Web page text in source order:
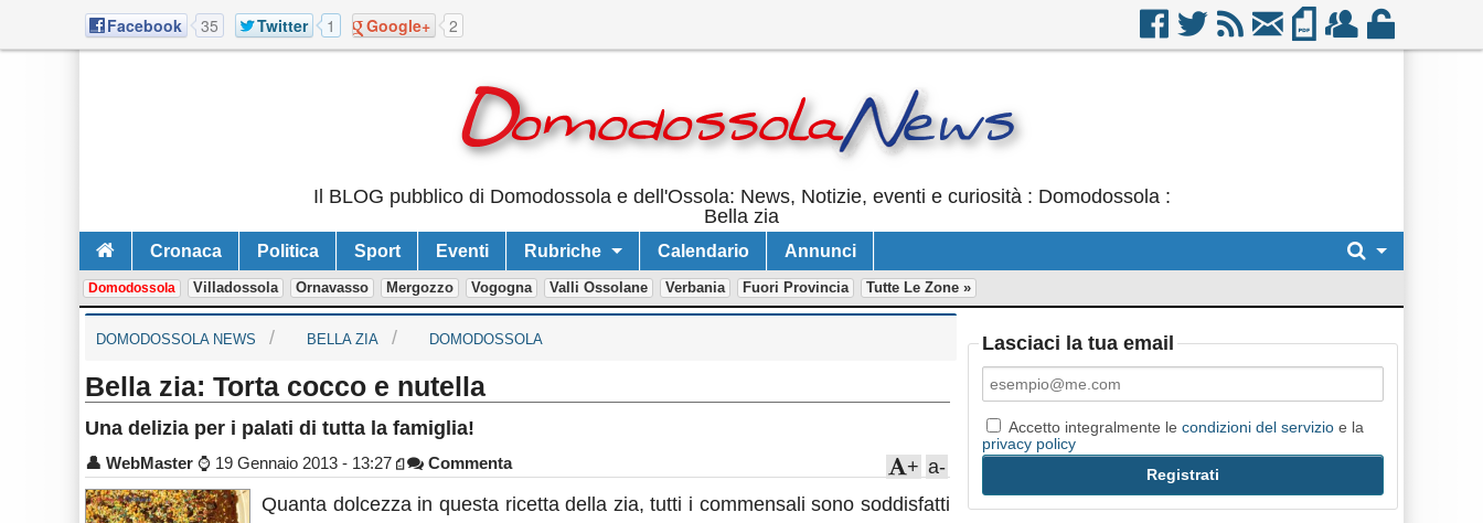
Facebook 35 Twitter 1 Google+ 2
Il BLOG pubblico di Domodossola e dell'Ossola: News, Notizie, eventi e curiosità : Domodossola :
Bella zia
Cronaca Politica Sport Eventi Rubriche Calendario Annunci
Domodossola Villadossola Ornavasso Mergozzo Vogogna Valli Ossolane Verbania Fuori Provincia Tutte Le Zone »
DOMODOSSOLA NEWS BELLA ZIA DOMODOSSOLA
Bella zia: Torta cocco e nutella
Una delizia per i palati di tutta la famiglia!
👤 WebMaster ⌚ 19 Gennaio 2013 - 13:27 Commenta a-
+
Quanta dolcezza in questa ricetta della zia, tutti i commensali sono soddisfatti
Lasciaci la tua email
Accetto integralmente lecondizioni del servizio e la
privacy policy